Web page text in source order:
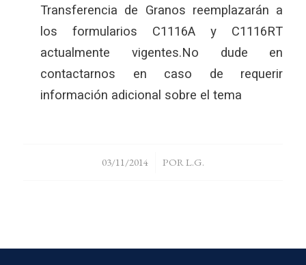
Transferencia de Granos reemplazarán a
los formularios C1116A y C1116RT
actualmente vigentes.No dude en
contactarnos en caso de requerir
información adicional sobre el tema
03/11/2014
/ POR L.G.